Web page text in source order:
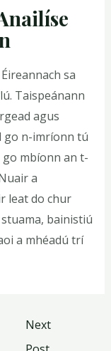
sa
Taispeánann
agus
go n-imríonn tú
mbíonn an t-
a
leat do chur
bainistiú
a mhéadú trí
Next